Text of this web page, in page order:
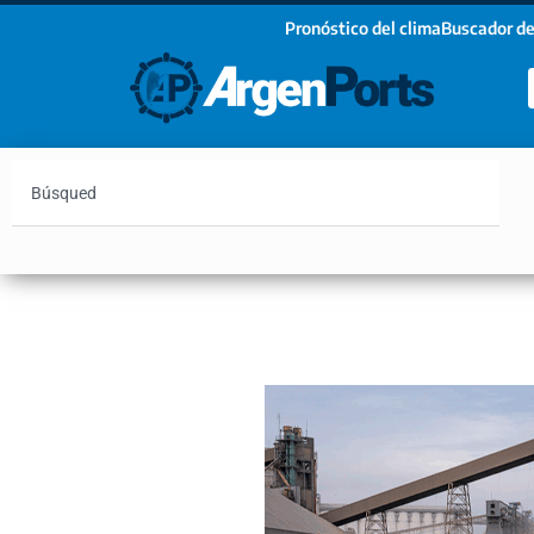
Pronóstico del climaBuscador
¡Sumate a nuestro Newsletter!
Email
Estoy de acuerdo con las condiciones y políticas